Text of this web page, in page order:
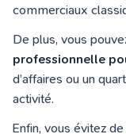
commerciaux
De plus, vous
professionnelle
d’affaires ou un
activité.
Enfin, vous évitez